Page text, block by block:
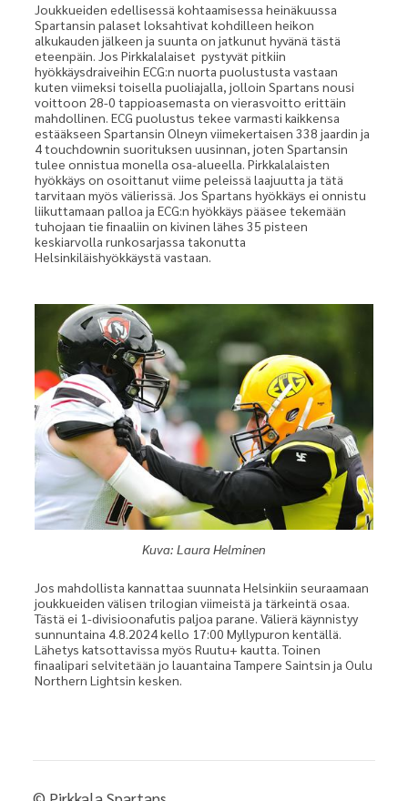
Joukkueiden edellisessä kohtaamisessa heinäkuussa
Spartansin palaset loksahtivat kohdilleen heikon
alkukauden jälkeen ja suunta on jatkunut hyvänä tästä
eteenpäin. Jos Pirkkalalaiset pystyvät pitkiin
hyökkäysdraiveihin ECG:n nuorta puolustusta vastaan
kuten viimeksi toisella puoliajalla, jolloin Spartans nousi
voittoon 28-0 tappioasemasta on vierasvoitto erittäin
mahdollinen. ECG puolustus tekee varmasti kaikkensa
estääkseen Spartansin Olneyn viimekertaisen 338 jaardin ja
4 touchdownin suorituksen uusinnan, joten Spartansin
tulee onnistua monella osa-alueella. Pirkkalalaisten
hyökkäys on osoittanut viime peleissä laajuutta ja tätä
tarvitaan myös välierissä. Jos Spartans hyökkäys ei onnistu
liikuttamaan palloa ja ECG:n hyökkäys pääsee tekemään
tuhojaan tie finaaliin on kivinen lähes 35 pisteen
keskiarvolla runkosarjassa takonutta
Helsinkiläishyökkäystä vastaan.
Kuva: Laura Helminen
Jos mahdollista kannattaa suunnata Helsinkiin seuraamaan
joukkueiden välisen trilogian viimeistä ja tärkeintä osaa.
Tästä ei 1-divisioonafutis paljoa parane. Välierä käynnistyy
sunnuntaina 4.8.2024 kello 17:00 Myllypuron kentällä.
Lähetys katsottavissa myös Ruutu+ kautta. Toinen
finaalipari selvitetään jo lauantaina Tampere Saintsin ja Oulu
Northern Lightsin kesken.